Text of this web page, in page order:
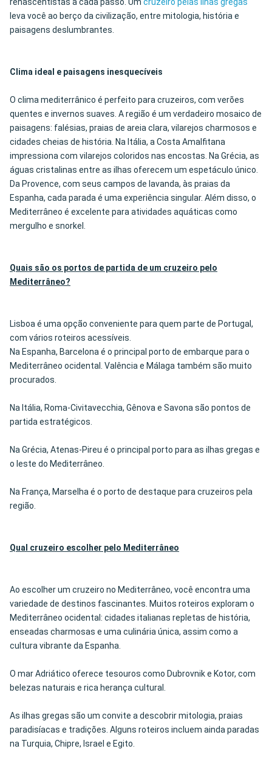
renascentistas a cada passo. Um cruzeiro pelas ilhas gregas
leva você ao berço da civilização, entre mitologia, história e
paisagens deslumbrantes.
Clima ideal e paisagens inesquecíveis
O clima mediterrânico é perfeito para cruzeiros, com verões
quentes e invernos suaves. A região é um verdadeiro mosaico de
paisagens: falésias, praias de areia clara, vilarejos charmosos e
cidades cheias de história. Na Itália, a Costa Amalfitana
impressiona com vilarejos coloridos nas encostas. Na Grécia, as
águas cristalinas entre as ilhas oferecem um espetáculo único.
Da Provence, com seus campos de lavanda, às praias da
Espanha, cada parada é uma experiência singular. Além disso, o
Mediterrâneo é excelente para atividades aquáticas como
mergulho e snorkel.
Quais são os portos de partida de um cruzeiro pelo
Mediterrâneo?
Lisboa é uma opção conveniente para quem parte de Portugal,
com vários roteiros acessíveis.
Na Espanha, Barcelona é o principal porto de embarque para o
Mediterrâneo ocidental. Valência e Málaga também são muito
procurados.
Na Itália, Roma-Civitavecchia, Gênova e Savona são pontos de
partida estratégicos.
Na Grécia, Atenas-Pireu é o principal porto para as ilhas gregas e
o leste do Mediterrâneo.
Na França, Marselha é o porto de destaque para cruzeiros pela
região.
Qual cruzeiro escolher pelo Mediterrâneo
Ao escolher um cruzeiro no Mediterrâneo, você encontra uma
variedade de destinos fascinantes. Muitos roteiros exploram o
Mediterrâneo ocidental: cidades italianas repletas de história,
enseadas charmosas e uma culinária única, assim como a
cultura vibrante da Espanha.
O mar Adriático oferece tesouros como Dubrovnik e Kotor, com
belezas naturais e rica herança cultural.
As ilhas gregas são um convite a descobrir mitologia, praias
paradisíacas e tradições. Alguns roteiros incluem ainda paradas
na Turquia, Chipre, Israel e Egito.